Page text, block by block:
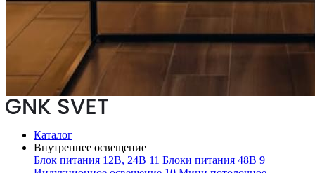
Каталог
Внутреннее освещение
Блок питания 12В, 24В 11 Блоки питания 48В 9